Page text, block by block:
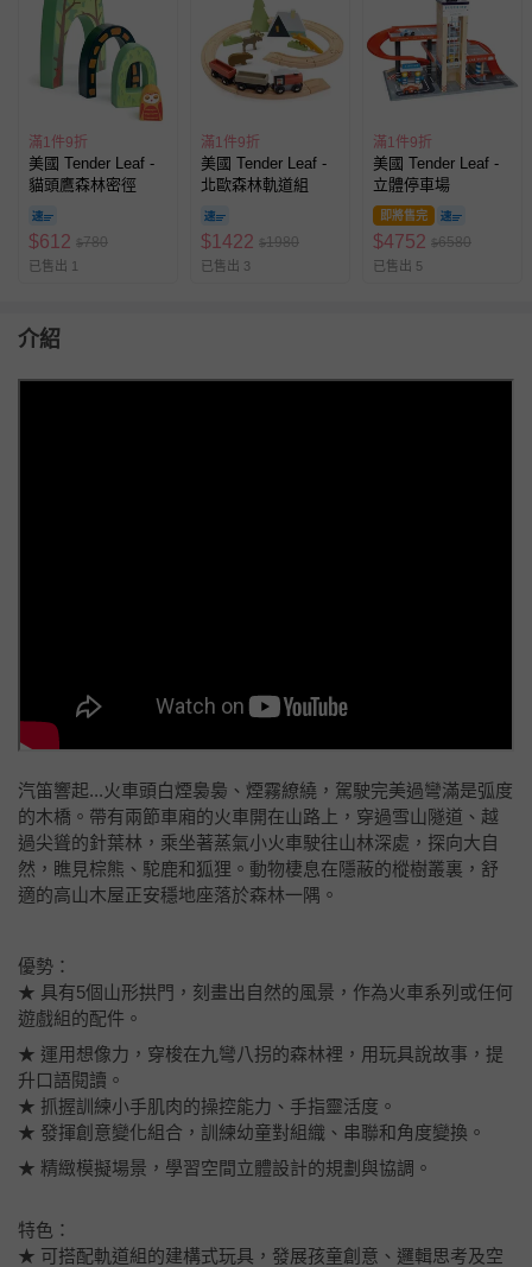
滿1件9折
美國 Tender Leaf -
貓頭鷹森林密徑
$612 $780
已售出 1
滿1件9折
美國 Tender Leaf -
北歐森林軌道組
$1422 $1980
已售出 3
滿1件9折
美國 Tender Leaf -
立體停車場
即將售完
$4752 $6580
已售出 5
介紹
汽笛響起...火車頭白煙裊裊、煙霧繚繞，駕駛完美過彎滿是弧度
的木橋。帶有兩節車廂的火車開在山路上，穿過雪山隧道、越
過尖聳的針葉林，乘坐著蒸氣小火車駛往山林深處，探向大自
然，瞧見棕熊、駝鹿和狐狸。動物棲息在隱蔽的樅樹叢裏，舒
適的高山木屋正安穩地座落於森林一隅。
優勢：
★ 具有5個山形拱門，刻畫出自然的風景，作為火車系列或任何
遊戲組的配件。
★ 運用想像力，穿梭在九彎八拐的森林裡，用玩具說故事，提
升口語閱讀。
★ 抓握訓練小手肌肉的操控能力、手指靈活度。
★ 發揮創意變化組合，訓練幼童對組織、串聯和角度變換。
★ 精緻模擬場景，學習空間立體設計的規劃與協調。
特色：
★ 可搭配軌道組的建構式玩具，發展孩童創意、邏輯思考及空